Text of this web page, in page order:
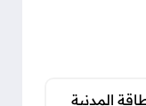
المدنية